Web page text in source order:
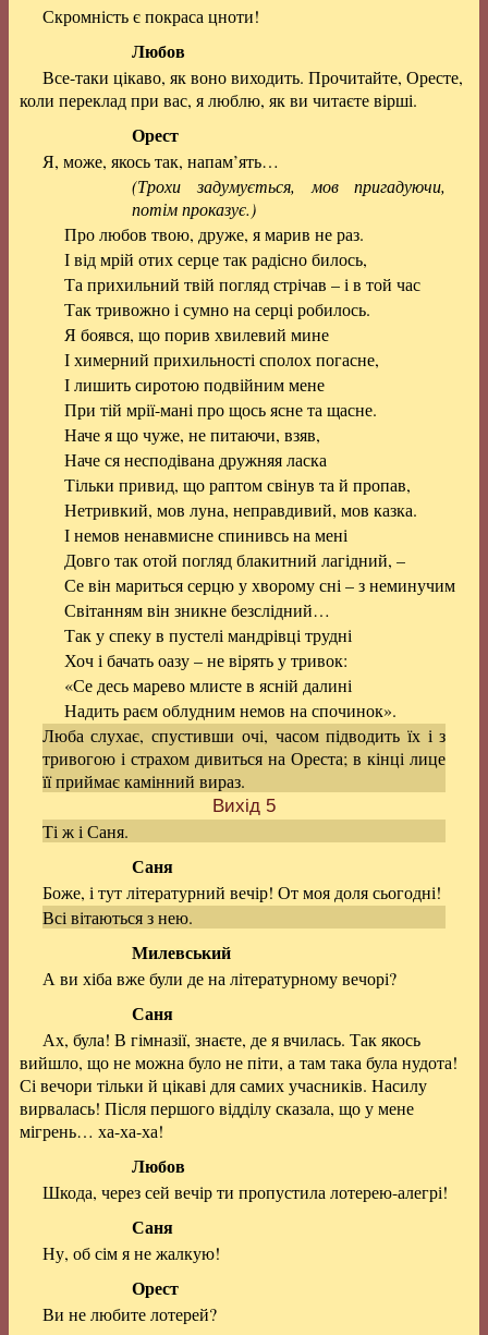
Скромність є покраса цноти!
Любов
Все-таки цікаво, як воно виходить. Прочитайте, Оресте,
коли переклад при вас, я люблю, як ви читаєте вірші.
Орест
Я, може, якось так, напам’ять…
(Трохи задумується, мов пригадуючи,
потім проказує.)
Про любов твою, друже, я марив не раз.
І від мрій отих серце так радісно билось,
Та прихильний твій погляд стрічав – і в той час
Так тривожно і сумно на серці робилось.
Я боявся, що порив хвилевий мине
І химерний прихильності сполох погасне,
І лишить сиротою подвійним мене
При тій мрії-мані про щось ясне та щасне.
Наче я що чуже, не питаючи, взяв,
Наче ся несподівана дружняя ласка
Тільки привид, що раптом свінув та й пропав,
Нетривкий, мов луна, неправдивий, мов казка.
І немов ненавмисне спинивсь на мені
Довго так отой погляд блакитний лагідний, –
Се він мариться серцю у хворому сні – з неминучим
Світанням він зникне безслідний…
Так у спеку в пустелі мандрівці трудні
Хоч і бачать оазу – не вірять у тривок:
«Се десь марево млисте в ясній далині
Надить раєм облудним немов на спочинок».
Люба слухає, спустивши очі, часом підводить їх і з
тривогою і страхом дивиться на Ореста; в кінці лице
її приймає камінний вираз.
Вихід 5
Ті ж і Саня.
Саня
Боже, і тут літературний вечір! От моя доля сьогодні!
Всі вітаються з нею.
Милевський
А ви хіба вже були де на літературному вечорі?
Саня
Ах, була! В гімназії, знаєте, де я вчилась. Так якось
вийшло, що не можна було не піти, а там така була нудота!
Сі вечори тільки й цікаві для самих учасників. Насилу
вирвалась! Після першого відділу сказала, що у мене
мігрень… ха-ха-ха!
Любов
Шкода, через сей вечір ти пропустила лотерею-алегрі!
Саня
Ну, об сім я не жалкую!
Орест
Ви не любите лотерей?